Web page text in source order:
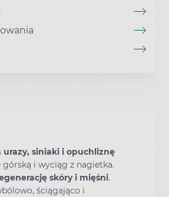
urazy, siniaki i opuchliznę
górską i wyciąg z nagietka.
skóry i mięśni.
ściągająco i